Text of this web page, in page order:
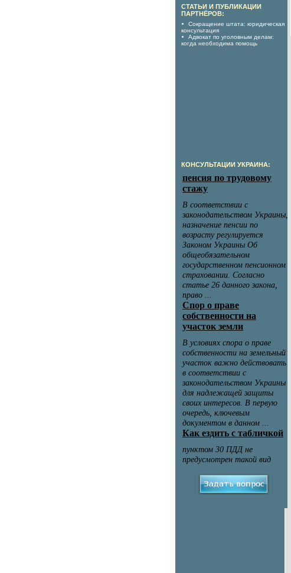
СТАТЬИ И ПУБЛИКАЦИИ
ПАРТНЁРОВ:
Сокращение штата: юридическая
консультация
Адвокат по уголовным делам:
когда необходима помощь
КОНСУЛЬТАЦИИ УКРАИНА: